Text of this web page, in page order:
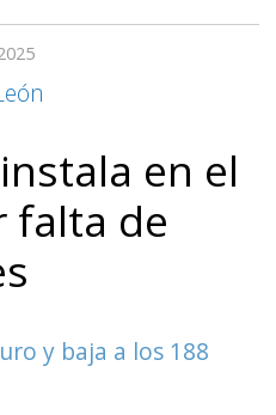
en el
falta de
y baja a los 188